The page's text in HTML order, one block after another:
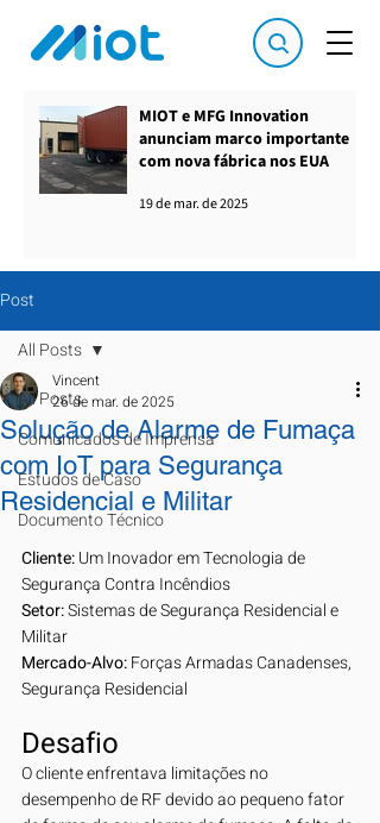
MIOT e MFG Innovation
anunciam marco importante
com nova fábrica nos EUA
19 de mar. de 2025
Post
All Posts
Comunicados de Imprensa
Estudos de Caso
Documento Técnico
All Posts
Solução de Alarme de Fumaça
com IoT para Segurança
Residencial e Militar
Vincent
26 de mar. de 2025
Cliente: Um Inovador em Tecnologia de
Segurança Contra Incêndios
Setor: Sistemas de Segurança Residencial e
Militar
Mercado-Alvo: Forças Armadas Canadenses,
Segurança Residencial
Desafio
O cliente enfrentava limitações no
desempenho de RF devido ao pequeno fator